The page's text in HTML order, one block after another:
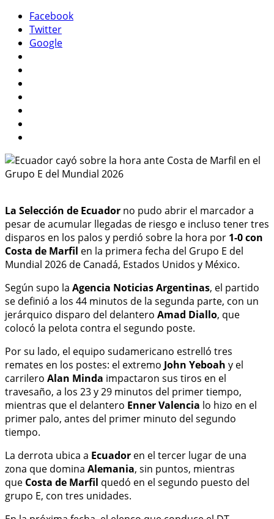
Facebook
Twitter
Google
La Selección de Ecuador no pudo abrir el marcador a
pesar de acumular llegadas de riesgo e incluso tener tres
disparos en los palos y perdió sobre la hora por 1-0 con
Costa de Marfil en la primera fecha del Grupo E del
Mundial 2026 de Canadá, Estados Unidos y México.
Según supo la Agencia Noticias Argentinas, el partido
se definió a los 44 minutos de la segunda parte, con un
jerárquico disparo del delantero Amad Diallo, que
colocó la pelota contra el segundo poste.
Por su lado, el equipo sudamericano estrelló tres
remates en los postes: el extremo John Yeboah y el
carrilero Alan Minda impactaron sus tiros en el
travesaño, a los 23 y 29 minutos del primer tiempo,
mientras que el delantero Enner Valencia lo hizo en el
primer palo, antes del primer minuto del segundo
tiempo.
La derrota ubica a Ecuador en el tercer lugar de una
zona que domina Alemania, sin puntos, mientras
que Costa de Marfil quedó en el segundo puesto del
grupo E, con tres unidades.